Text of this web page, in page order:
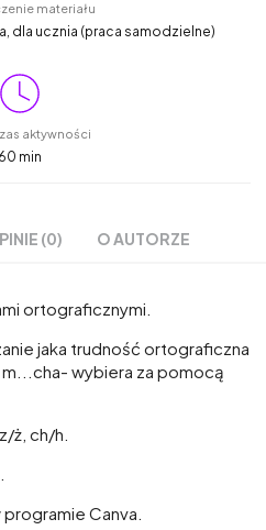
materiału
dla ucznia (praca samodzielne)
aktywności
60 min
(0) O AUTORZE
ortograficznymi.
jaka trudność ortograficzna
m...cha- wybiera za pomocą
ż, ch/h.
Canva.